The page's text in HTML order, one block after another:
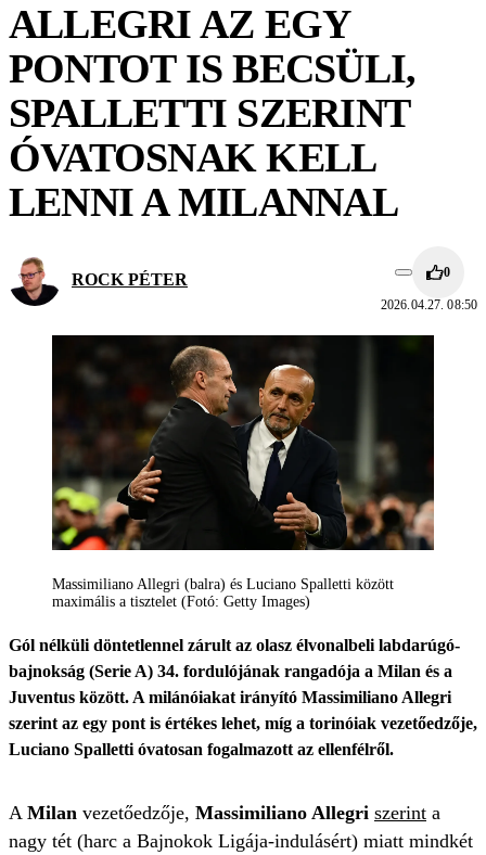
ALLEGRI AZ EGY
PONTOT IS BECSÜLI,
SPALLETTI SZERINT
ÓVATOSNAK KELL
LENNI A MILANNAL
ROCK PÉTER 0
2026.04.27. 08:50
Massimiliano Allegri (balra) és Luciano Spalletti között
maximális a tisztelet (Fotó: Getty Images)
Gól nélküli döntetlennel zárult az olasz élvonalbeli labdarúgó-
bajnokság (Serie A) 34. fordulójának rangadója a Milan és a
Juventus között. A milánóiakat irányító Massimiliano Allegri
szerint az egy pont is értékes lehet, míg a torinóiak vezetőedzője,
Luciano Spalletti óvatosan fogalmazott az ellenfélről.
A Milan vezetőedzője, Massimiliano Allegri szerint a
nagy tét (harc a Bajnokok Ligája-indulásért) miatt mindkét